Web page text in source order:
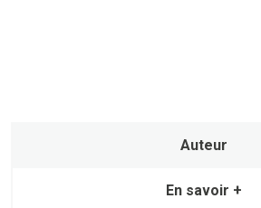
Auteur
En savoir +